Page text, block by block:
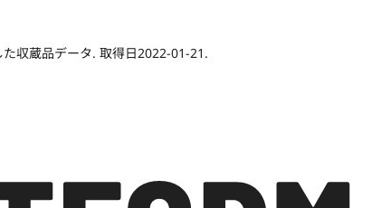
収蔵品データ. 取得日2022-01-21.